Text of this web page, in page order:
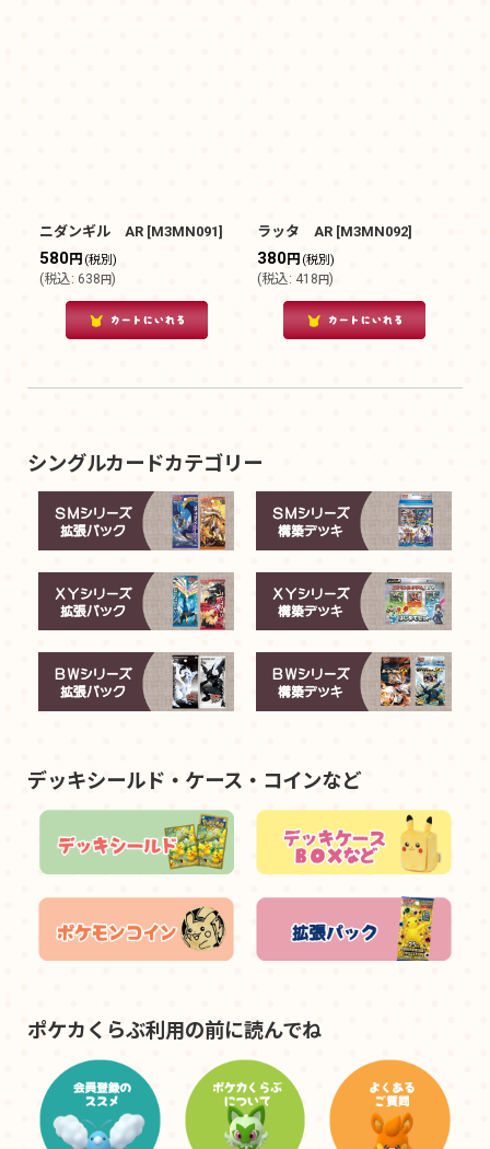
ニダンギル AR [M3MN091]
580円 (税別)
(税込: 638円)
ラッタ AR [M3MN092]
380円 (税別)
(税込: 418円)
シングルカードカテゴリー
デッキシールド・ケース・コインなど
ポケカくらぶ利用の前に読んでね